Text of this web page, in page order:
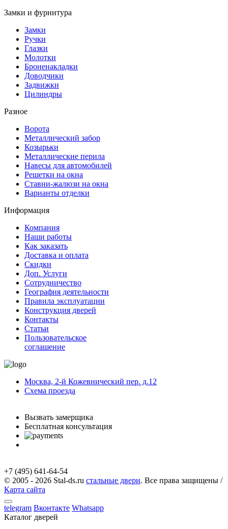
Замки и фурнитура
Замки
Ручки
Глазки
Молотки
Броненакладки
Доводчики
Задвижки
Цилиндры
Разное
Ворота
Металлический забор
Козырьки
Металлические перила
Навесы для автомобилей
Решетки на окна
Ставни-жалюзи на окна
Варианты отделки
Информация
Компания
Наши работы
Как заказать
Доставка и оплата
Скидки
Доп. Услуги
Сотрудничество
География деятельности
Правила эксплуатации
Конструкция дверей
Контакты
Статьи
Пользовательское
соглашение
Москва, 2-й Кожевнический пер. д.12
Схема проезда
Вызвать замерщика
Бесплатная консультация
+7 (495) 641-64-54
© 2005 - 2026 Stal-ds.ru стальные двери. Все права защищены /
Карта сайта
telegram Вконтакте Whatsapp
Каталог дверей